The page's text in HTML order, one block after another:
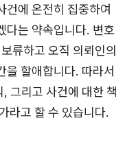
건에 온전히 집중하여
다는 약속입니다. 변호
류하고 오직 의뢰인의
을 할애합니다. 따라서
그리고 사건에 대한 책
라고 할 수 있습니다.